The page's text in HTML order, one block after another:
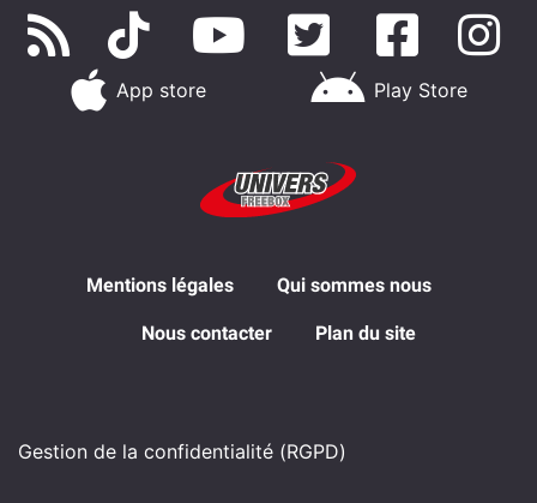
App store Play Store
Mentions légales Qui sommes nous
Nous contacter Plan du site
Gestion de la confidentialité (RGPD)